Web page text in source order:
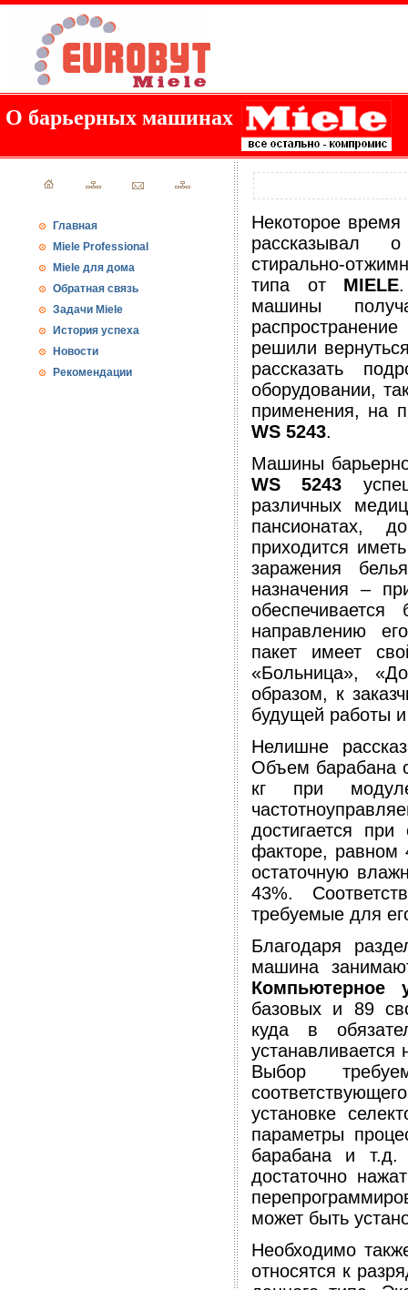
О барьерных машинах
Главная
Miele Professional
Miele для дома
Обратная связь
Задачи Miele
История успеха
Новости
Рекомендации
Некоторое
рассказывал
стирально-
типа от MIELE
машины
решили
рассказать
оборудовании,
применения, на
WS 5243.
Машины
WS 5243
различных
пансионатах,
приходится
заражения
назначения –
направлению
пакет имеет
«Больница»,
образом, к
будущей работы
Нелишне
Объем барабана
кг при
достигается
факторе, равном
остаточную
43%.
требуемые для
Благодаря
машина
Компьютерное
базовых и 89
куда в
устанавливается
Выбор
установке
параметры
барабана и т.д.
достаточно
может быть
Необходимо
относятся к